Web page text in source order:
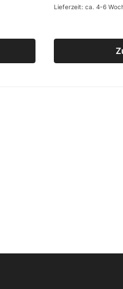
Lieferzeit: ca. 4-6